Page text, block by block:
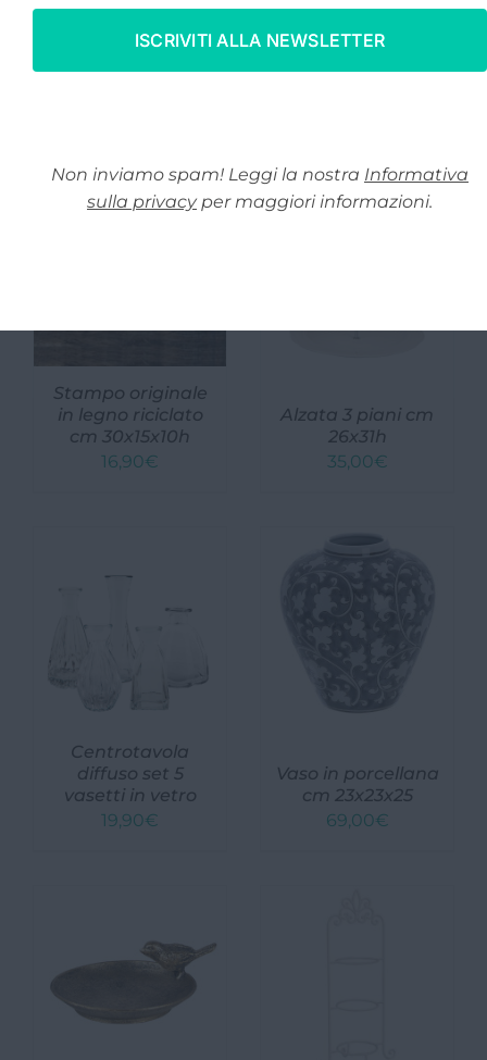
Vassoio rotondo in
Stampo originale
Stampo originale
in legno riciclato
cm 30x15x10h
16,90€
Non disponibile
Alzata 3 piani cm
26x31h
35,00€
Centrotavola
diffuso set 5
vasetti in vetro
19,90€
Vaso in porcellana
cm 23x23x25
69,00€
Non inviamo spam! Leggi la nostra Informativa
sulla privacyper maggiori informazioni.